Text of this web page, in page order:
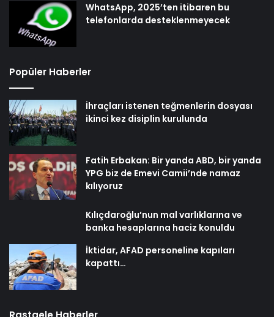
WhatsApp, 2025’ten itibaren bu
telefonlarda desteklenmeyecek
Popüler Haberler
İhraçları istenen teğmenlerin dosyası
ikinci kez disiplin kurulunda
Fatih Erbakan: Bir yanda ABD, bir yanda
YPG biz de Emevi Camii’nde namaz
kılıyoruz
Kılıçdaroğlu’nun mal varlıklarına ve
banka hesaplarına haciz konuldu
İktidar, AFAD personeline kapıları
kapattı…